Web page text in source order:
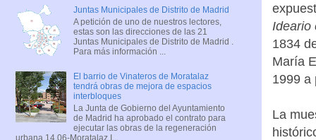
Ideario
1834
María
1999 a
La
Juntas Municipales de Distrito de Madrid
A petición de uno de nuestros lectores,
estas son las direcciones de las 21
Juntas Municipales de Distrito de Madrid .
Para más información ...
El barrio de Vinateros de Moratalaz
tendrá obras de mejora de espacios
interbloques
La Junta de Gobierno del Ayuntamiento
de Madrid ha aprobado el contrato para
ejecutar las obras de la regeneración
urbana 14.06-Moratalaz I...